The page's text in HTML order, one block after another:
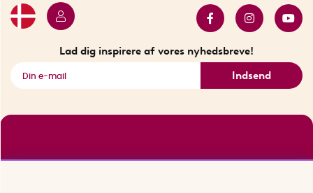
Lad dig inspirere af vores nyhedsbreve!
Indsend